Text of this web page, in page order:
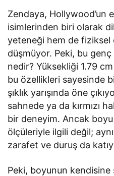
Zendaya, Hollywood’un
isimlerinden biri olarak
yeteneği hem de fiziksel
düşmüyor. Peki, bu genç
nedir? Yüksekliği 1.79
bu özellikleri sayesinde
şıklık yarışında öne
sahnede ya da kırmızı
bir deneyim. Ancak
ölçüleriyle ilgili değil;
zarafet ve duruş da
Peki, boyunun kendisine